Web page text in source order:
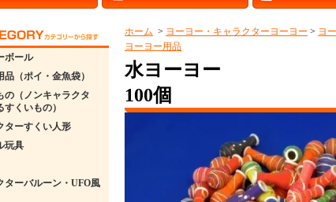
ボール
品（ポイ・金魚袋）
の（ノンキャラクタ
すくいもの）
ターすくい人形
玩具
ターバルーン・UFO風
ホーム > ヨーヨー・キャラクターヨーヨー > ヨ
ヨーヨー用品
水ヨーヨー
100個